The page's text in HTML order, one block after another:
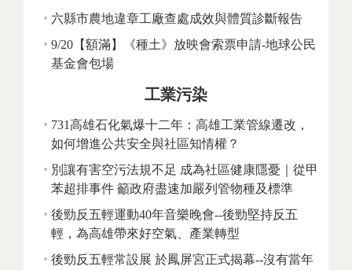
六縣市農地違章工廠查處成效與體質診斷報告
9/20【額滿】《種土》放映會索票申請-地球公民
基金會包場
工業污染
731高雄石化氣爆十二年：高雄工業管線遷改，
如何增進公共安全與社區知情權？
別讓有害空污法規不足 成為社區健康隱憂｜從甲
苯超排事件 籲政府盡速加嚴列管物種及標準
後勁反五輕運動40年音樂晚會--後勁堅持反五
輕，為高雄帶來好空氣、產業轉型
後勁反五輕常設展 於鳳屏宮正式揭幕--沒有當年